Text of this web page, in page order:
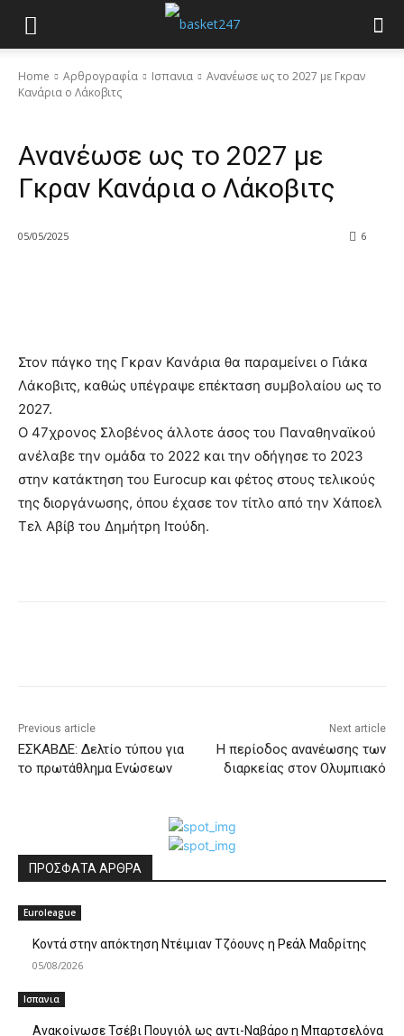
Home Αρθρογραφία Ισπανια
Ανανέωσε ως το 2027 με Γκραν
Κανάρια ο Λάκοβιτς
Ανανέωσε ως το 2027 με
Γκραν Κανάρια ο Λάκοβιτς
05/05/2025 6
Στον πάγκο της Γκραν Κανάρια θα παραμείνει ο Γιάκα
Λάκοβιτς, καθώς υπέγραψε επέκταση συμβολαίου ως το
2027.
Ο 47χρονος Σλοβένος άλλοτε άσος του Παναθηναϊκού
ανέλαβε την ομάδα το 2022 και την οδήγησε το 2023
στην κατάκτηση του Eurocup και φέτος στους τελικούς
της διοργάνωσης, όπου έχασε τον τίτλο από την Χάποελ
Τελ Αβίβ του Δημήτρη Ιτούδη.
Previous article
EΣΚΑΒΔΕ: Δελτίο τύπου για
το πρωτάθλημα Ενώσεων
Next article
Η περίοδος ανανέωσης των
διαρκείας στον Ολυμπιακό
ΠΡΟΣΦΑΤΑ ΑΡΘΡΑ
Euroleague
Κοντά στην απόκτηση Ντέιμιαν Τζόουνς η Ρεάλ Μαδρίτης
05/08/2026
Ισπανια
Ανακοίνωσε Τσέβι Πουγιόλ ως αντι-Ναβάρο η Μπαρτσελόνα